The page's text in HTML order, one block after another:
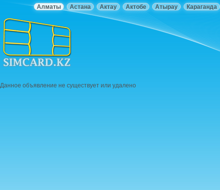
Караганда
Атырау
Актобе
Актау
Астана
Алматы
Данное объявление не существует или удалено